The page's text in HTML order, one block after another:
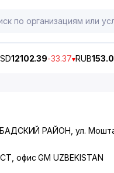
12102.39-33.37 RUB
РАЙОН ,ул.
офис GM UZBEKISTAN